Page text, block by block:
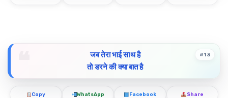
जब तेरा भाई साथ है
तो डरने की क्या बात है
#13
Copy WhatsApp Facebook Share